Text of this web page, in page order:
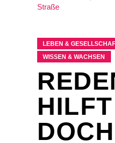
LEBEN &
WISSEN & WACHSEN
HILFT